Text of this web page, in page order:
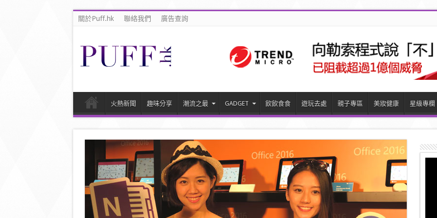
關於Puff.hk 聯絡我們 廣告查詢
火熱新聞 趣味分享 潮流之最 GADGET 飲飲食食 遊玩去處 親子專區 美妝健康 星級專欄